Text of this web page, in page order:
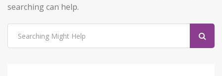
searching can help.